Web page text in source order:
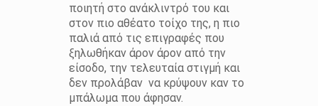
ποιητή στο ανάκλιντρό του και
στον πιο αθέατο τοίχο της, η πιο
παλιά από τις επιγραφές που
ξηλωθήκαν άρον άρον από την
είσοδο, την τελευταία στιγμή και
δεν προλάβαν να κρύψουν καν το
μπάλωμα που άφησαν.